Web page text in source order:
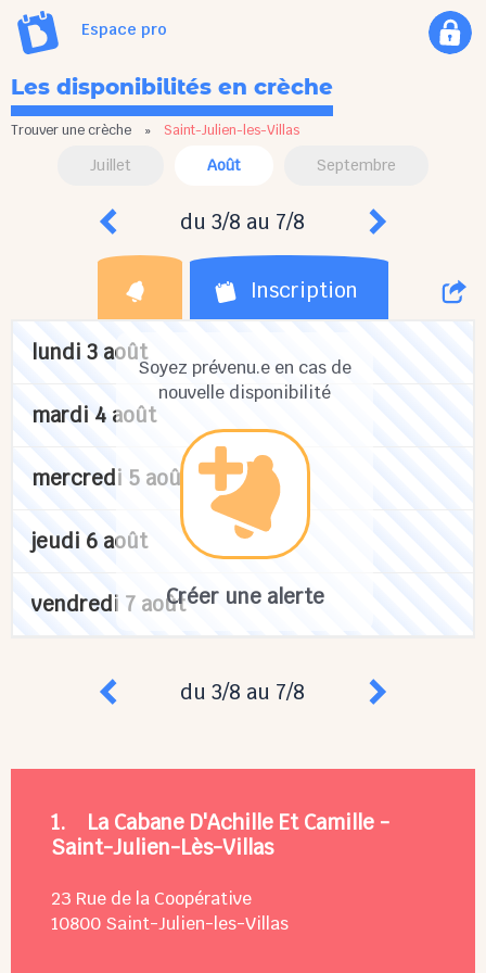
Espace pro
Les disponibilités en crèche
Trouver une crèche » Saint-Julien-les-Villas
Juillet Août Septembre
du 3/8 au 7/8
Inscription
Soyez prévenu.e en cas de
nouvelle disponibilité
Créer une alerte
lundi 3 août
mardi 4 août
mercredi 5 août
jeudi 6 août
vendredi 7 août
du 3/8 au 7/8
1. La Cabane D'Achille Et Camille -
Saint-Julien-Lès-Villas
23 Rue de la Coopérative
10800 Saint-Julien-les-Villas